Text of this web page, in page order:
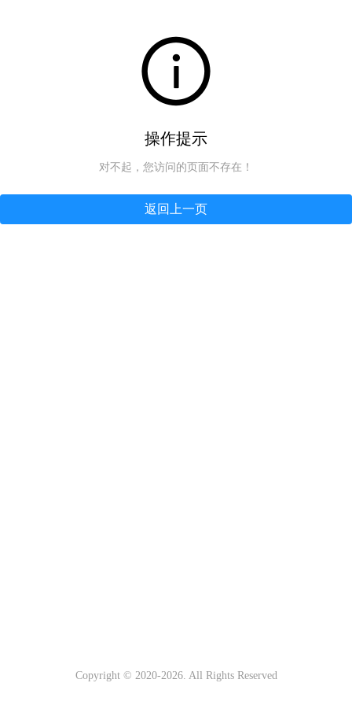
操作提示
对不起，您访问的页面不存在！
返回上一页
Copyright © 2020-2026. All Rights Reserved